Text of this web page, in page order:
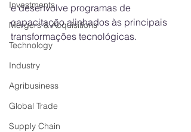
Investments
Mergers & Acquisitions
Technology
Industry
Agribusiness
Global Trade
Supply Chain
e desenvolve programas de
capacitação alinhados às principais
transformações tecnológicas.